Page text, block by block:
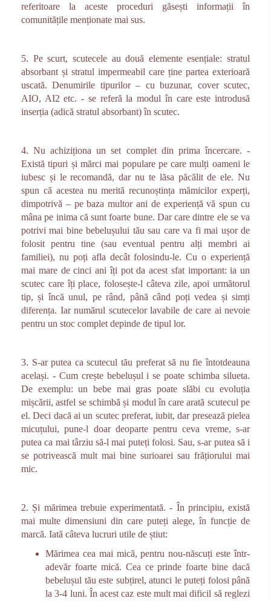
referitoare la aceste proceduri găsești informații în
comunitățile menționate mai sus.
5. Pe scurt, scutecele au două elemente esențiale: stratul
absorbant și stratul impermeabil care ține partea exterioară
uscată. Denumirile tipurilor – cu buzunar, cover scutec,
AIO, AI2 etc. - se referă la modul în care este introdusă
inserția (adică stratul absorbant) în scutec.
4. Nu achiziționa un set complet din prima încercare. -
Există tipuri și mărci mai populare pe care mulți oameni le
iubesc și le recomandă, dar nu te lăsa păcălit de ele. Nu
spun că acestea nu merită recunoștința mămicilor experți,
dimpotrivă – pe baza multor ani de experiență vă spun cu
mâna pe inima că sunt foarte bune. Dar care dintre ele se va
potrivi mai bine bebelușului tău sau care va fi mai ușor de
folosit pentru tine (sau eventual pentru alți membri ai
familiei), nu poți afla decât folosindu-le. Cu o experiență
mai mare de cinci ani îți pot da acest sfat important: ia un
scutec care îți place, folosește-l câteva zile, apoi următorul
tip, și încă unul, pe rând, până când poți vedea și simți
diferența. Iar numărul scutecelor lavabile de care ai nevoie
pentru un stoc complet depinde de tipul lor.
3. S-ar putea ca scutecul tău preferat să nu fie întotdeauna
același. - Cum crește bebelușul i se poate schimba silueta.
De exemplu: un bebe mai gras poate slăbi cu evoluția
mișcării, astfel se schimbă și modul în care arată scutecul pe
el. Deci dacă ai un scutec preferat, iubit, dar presează pielea
micuțului, pune-l doar deoparte pentru ceva vreme, s-ar
putea ca mai târziu să-l mai puteți folosi. Sau, s-ar putea să i
se potrivească mult mai bine surioarei sau frățiorului mai
mic.
2. Și mărimea trebuie experimentată. - În principiu, există
mai multe dimensiuni din care puteți alege, în funcție de
marcă. Iată câteva lucruri utile de știut:
Mărimea cea mai mică, pentru nou-născuți este într-
adevăr foarte mică. Cea ce prinde foarte bine dacă
bebelușul tău este subțirel, atunci le puteți folosi până
la 3-4 luni. În acest caz este mult mai dificil să reglezi